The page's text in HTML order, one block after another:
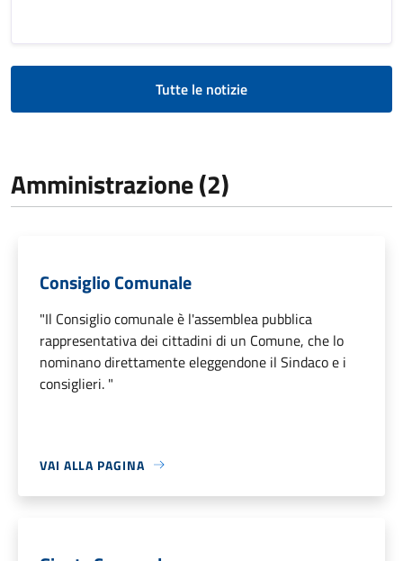
Tutte le notizie
Amministrazione (2)
Consiglio Comunale
"Il Consiglio comunale è l'assemblea pubblica
rappresentativa dei cittadini di un Comune, che lo
nominano direttamente eleggendone il Sindaco e i
consiglieri. "
VAI ALLA PAGINA